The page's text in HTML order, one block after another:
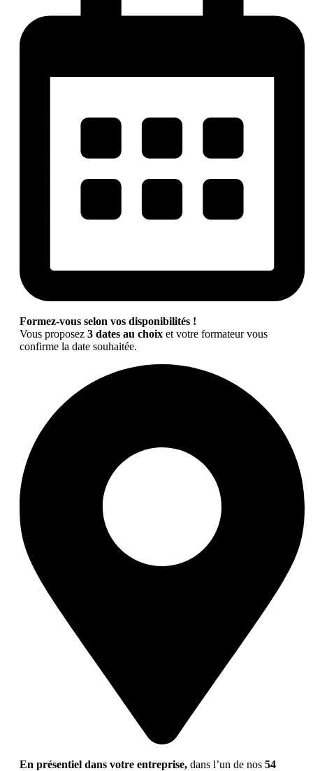
Formez-vous selon vos disponibilités !
Vous proposez 3 dates au choix et votre formateur vous
confirme la date souhaitée.
En présentiel dans votre entreprise, dans l’un de nos 54